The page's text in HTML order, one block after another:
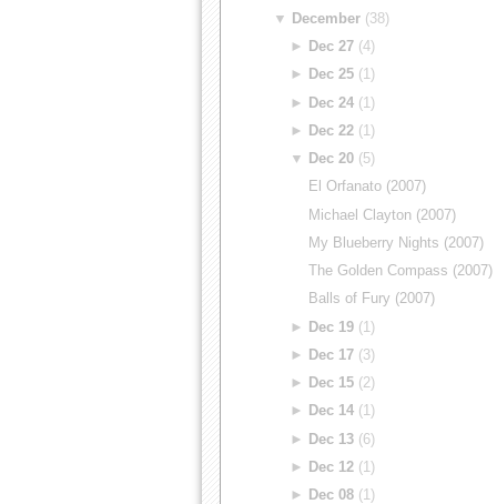
▼
December(38)
►
Dec 27 (4)
►
Dec 25 (1)
► Dec 24 (1)
►
Dec 22 (1)
▼
Dec 20 (5)
El Orfanato (2007)
Michael Clayton (2007)
My Blueberry Nights (2007)
The Golden Compass (2007)
Balls of Fury (2007)
► Dec 19 (1)
►
Dec 17 (3)
►
Dec 15 (2)
►
Dec 14 (1)
► Dec 13 (6)
►
Dec 12 (1)
►
Dec 08 (1)